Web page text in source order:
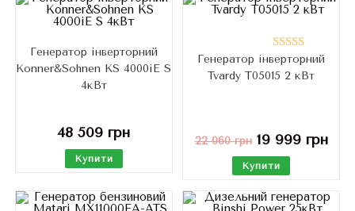
Генератор інверторний
Konner&Sohnen KS 4000iE S
4кВт
48 509 грн
Купити
Оцінено в
5.00з 5
Генератор інверторний
Tvardy T05015 2 кВт
22 060грн 19 999грн
Купити